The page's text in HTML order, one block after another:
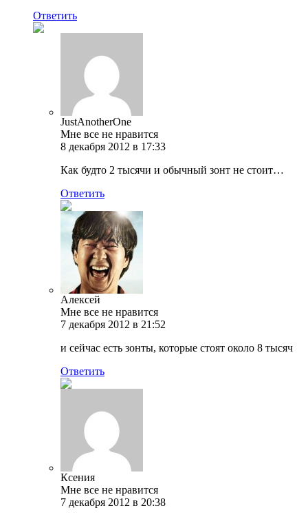
Ответить
JustAnotherOne
Мне все не нравится
8 декабря 2012 в 17:33
Как будто 2 тысячи и обычный зонт не стоит…
Ответить
Алексей
Мне все не нравится
7 декабря 2012 в 21:52
и сейчас есть зонты, которые стоят около 8 тысяч
Ответить
Ксения
Мне все не нравится
7 декабря 2012 в 20:38